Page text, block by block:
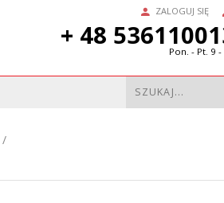
ZALOGUJ SIĘ
+ 48
Pon. - Pt. 9 -